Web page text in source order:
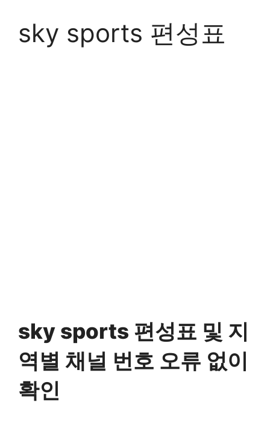
contentsky sports 편성표
sky sports 편성표 및 지
역별 채널 번호 오류 없이
확인